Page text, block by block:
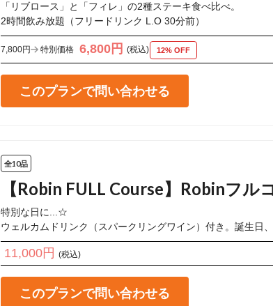
「リブロース」と「フィレ」の2種ステーキ食べ比べ。
2時間飲み放題（フリードリンク L.O 30分前）
7,800円 特別価格 6,800円 (税込) 12% OFF
このプランで問い合わせる
全10品
【Robin FULL Course】Robinフル
特別な日に...☆
ウェルカムドリンク（スパークリングワイン）付き。誕生日
11,000円 (税込)
このプランで問い合わせる